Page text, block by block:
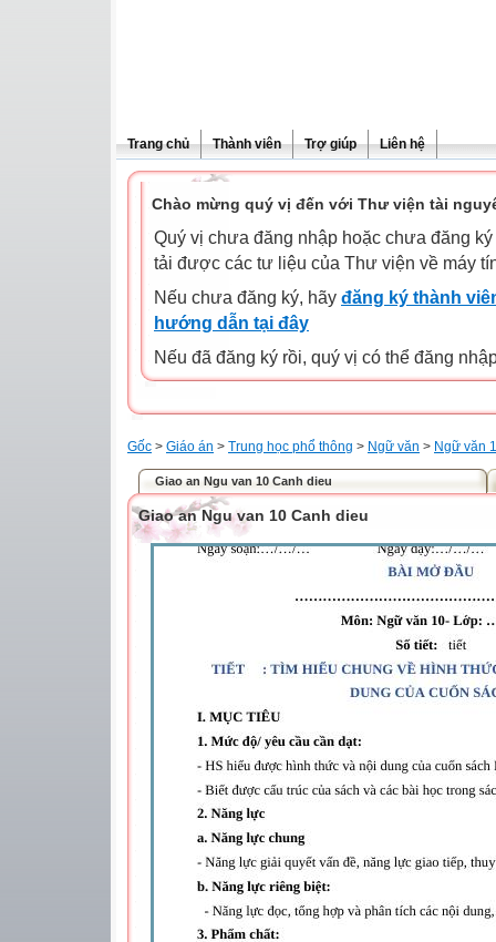
Trang chủ Thành viên Trợ giúp Liên hệ
Chào mừng quý vị đến với Thư viện tài
Quý vị chưa đăng nhập hoặc chưa đăng
tải được các tư liệu của Thư viện về máy
Nếu chưa đăng ký, hãy đăng ký thành
hướng dẫn tại đây
Nếu đã đăng ký rồi, quý vị có thể đăng
Gốc > Giáo án > Trung học phổ thông > Ngữ văn > Ngữ văn
Giao an Ngu van 10 Canh dieu
Giao an Ngu van 10 Canh dieu